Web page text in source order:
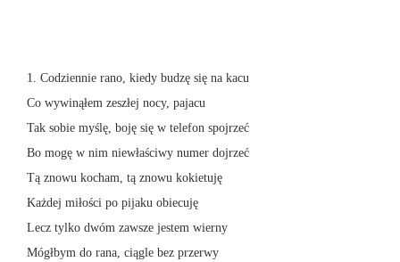
1. Codziennie rano, kiedy budzę się na kacu
Co wywinąłem zeszłej nocy, pajacu
Tak sobie myślę, boję się w telefon spojrzeć
Bo mogę w nim niewłaściwy numer dojrzeć
Tą znowu kocham, tą znowu kokietuję
Każdej miłości po pijaku obiecuję
Lecz tylko dwóm zawsze jestem wierny
Mógłbym do rana, ciągle bez przerwy